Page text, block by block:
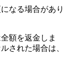
なる場合があり
額を返金しま
された場合は、